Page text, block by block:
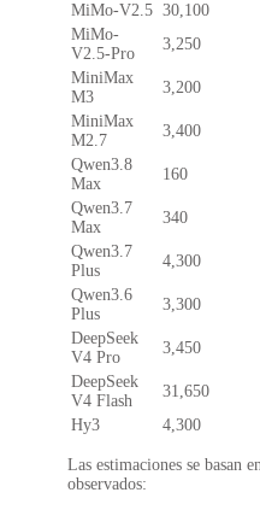
MiMo-V2.5 30,100
MiMo-
V2.5-Pro
3,250
MiniMax
M3
3,200
MiniMax
M2.7
3,400
Qwen3.8
Max
160
Qwen3.7
Max
340
Qwen3.7
Plus
4,300
Qwen3.6
Plus
3,300
DeepSeek
V4 Pro
3,450
DeepSeek
V4 Flash
31,650
Hy3
4,300
Las estimaciones se basan
observados: